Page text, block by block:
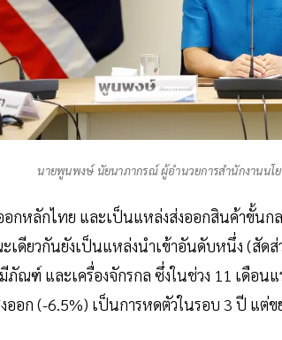
นายพูนพงษ์ นัยนาภากรณ์ ผู้อำนวยการสำนักงานนโ
กหลักไทย และเป็นแหล่งส่งออกสินค้าขั้น
ดียวกันยังเป็นแหล่งนำเข้าอันดับหนึ่ง (สัดส่
ภัณฑ์ และเครื่องจักรกล ซึ่งในช่วง 11 เดือ
ออก (-6.5%) เป็นการหดตัวในรอบ 3 ปี แต่ข